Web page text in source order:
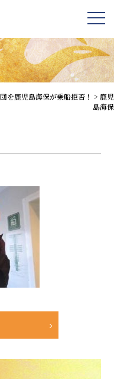
を鹿児島海保が乗船拒否！ > 鹿児
島海保